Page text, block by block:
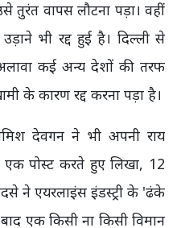
वापस लौटना पड़ा। वहीं
भी रद्द हुई है। दिल्ली से
कई अन्य देशों की तरफ
के कारण रद्द करना पड़ा है।
देवगन ने भी अपनी राय
पोस्ट करते हुए लिखा, 12
ने एयरलाइंस इंडस्ट्री के 'ढंके
एक किसी ना किसी विमान